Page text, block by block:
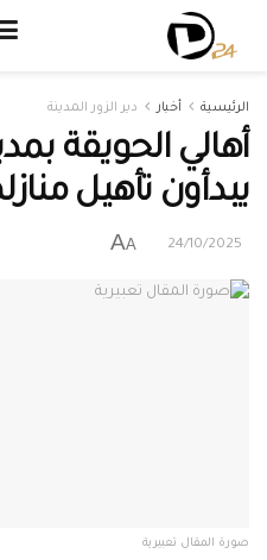
الرئيسية أخبار دير الزور المدينة
أهالي الحويقة
يبدأون تأهيل
24/10/2025
A
A
صورة المقال تعبيرية